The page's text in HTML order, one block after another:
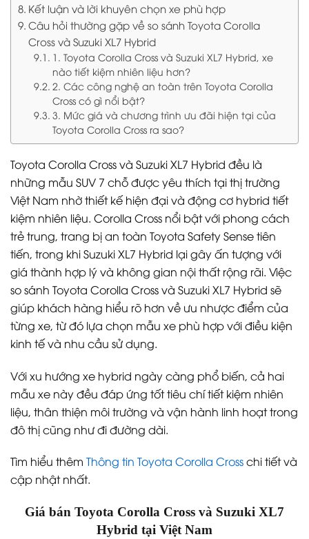
Kết luận và lời khuyên chọn xe phù hợp
Câu hỏi thường gặp về so sánh Toyota Corolla
Cross và Suzuki XL7 Hybrid
1. Toyota Corolla Cross và Suzuki XL7 Hybrid, xe
nào tiết kiệm nhiên liệu hơn?
2. Các công nghệ an toàn trên Toyota Corolla
Cross có gì nổi bật?
3. Mức giá và chương trình ưu đãi hiện tại của
Toyota Corolla Cross ra sao?
Toyota Corolla Cross và Suzuki XL7 Hybrid đều là
những mẫu SUV 7 chỗ được yêu thích tại thị trường
Việt Nam nhờ thiết kế hiện đại và động cơ hybrid tiết
kiệm nhiên liệu. Corolla Cross nổi bật với phong cách
trẻ trung, trang bị an toàn Toyota Safety Sense tiên
tiến, trong khi Suzuki XL7 Hybrid lại gây ấn tượng với
giá thành hợp lý và không gian nội thất rộng rãi. Việc
so sánh Toyota Corolla Cross và Suzuki XL7 Hybrid sẽ
giúp khách hàng hiểu rõ hơn về ưu nhược điểm của
từng xe, từ đó lựa chọn mẫu xe phù hợp với điều kiện
kinh tế và nhu cầu sử dụng.
Với xu hướng xe hybrid ngày càng phổ biến, cả hai
mẫu xe này đều đáp ứng tốt tiêu chí tiết kiệm nhiên
liệu, thân thiện môi trường và vận hành linh hoạt trong
đô thị cũng như đi đường dài.
Tìm hiểu thêm Thông tin Toyota Corolla Crosschi tiết và
cập nhật nhất.
Giá bán Toyota Corolla Cross và Suzuki XL7
Hybrid tại Việt Nam